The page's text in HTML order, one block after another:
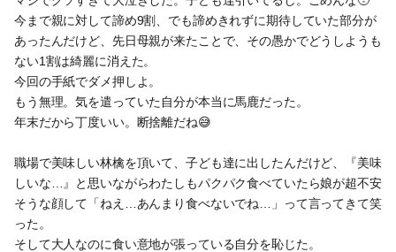
今まで親に対して諦め9割、でも諦めきれずに期待していた部分が
あったんだけど、先日母親が来たことで、その愚かでどうしようも
ない1割は綺麗に消えた。
今回の手紙でダメ押しよ。
もう無理。気を遣っていた自分が本当に馬鹿だった。
年末だから丁度いい。断捨離だね😅
職場で美味しい林檎を頂いて、子ども達に出したんだけど、『美味
しいな…』と思いながらわたしもパクパク食べていたら娘が超不安
そうな顔して「ねえ…あんまり食べないでね…」って言ってきて笑
った。
そして大人なのに食い意地が張っている自分を恥じた。